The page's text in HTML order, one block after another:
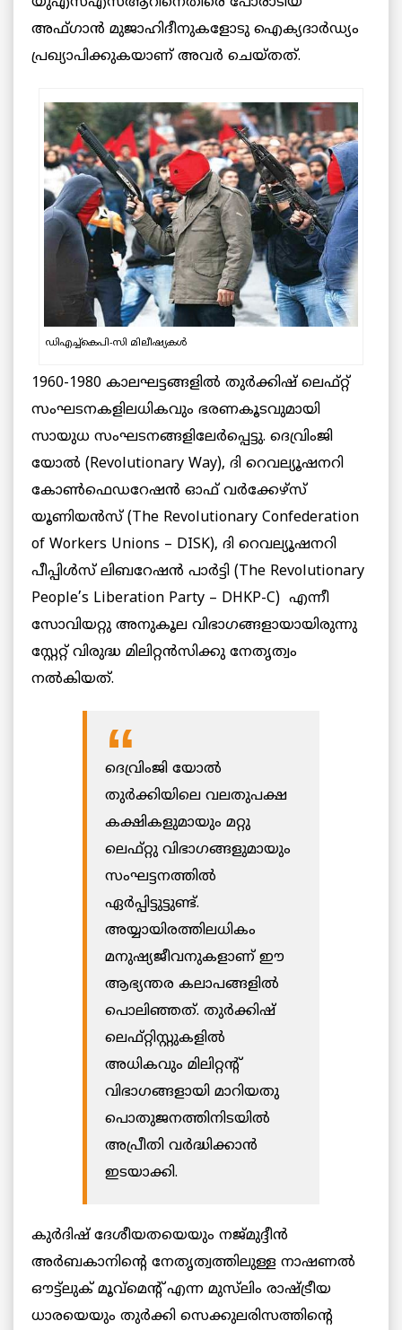
അഫ്ഗാൻ മുജാഹിദീനുകളോടു ഐക്യദാർഡ്യം
പ്രഖ്യാപിക്കുകയാണ് അവർ ചെയ്തത്.
ഡിഎച്ച്കെപി-സി മിലീഷ്യകൾ
1960-1980 കാലഘട്ടങ്ങളിൽ തുർക്കിഷ് ലെഫ്റ്റ്
സംഘടനകളിലധികവും ഭരണകൂടവുമായി
സായുധ സംഘടനങ്ങളിലേർപ്പെട്ടു. ദെവ്രിംജി
യോൽ (Revolutionary Way), ദി റെവല്യൂഷനറി
കോൺഫെഡറേഷൻ ഓഫ് വർക്കേഴ്സ്
യൂണിയൻസ് (The Revolutionary Confederation
of Workers Unions – DISK), ദി റെവല്യൂഷനറി
പീപ്പിൾസ് ലിബറേഷൻ പാർട്ടി (The Revolutionary
People’s Liberation Party – DHKP-C) എന്നീ
സോവിയറ്റു അനുകൂല വിഭാഗങ്ങളായായിരുന്നു
സ്റ്റേറ്റ് വിരുദ്ധ മിലിറ്റൻസിക്കു നേതൃത്വം
നൽകിയത്.
ദെവ്രിംജി യോൽ
തുർക്കിയിലെ വലതുപക്ഷ
കക്ഷികളുമായും മറ്റു
ലെഫ്റ്റു വിഭാഗങ്ങളുമായും
സംഘട്ടനത്തിൽ
ഏർപ്പിട്ടുട്ടുണ്ട്.
അയ്യായിരത്തിലധികം
മനുഷ്യജീവനുകളാണ് ഈ
ആഭ്യന്തര കലാപങ്ങളിൽ
പൊലിഞ്ഞത്. തുർക്കിഷ്
ലെഫ്റ്റിസ്റ്റുകളിൽ
അധികവും മിലിറ്റന്റ്
വിഭാഗങ്ങളായി മാറിയതു
പൊതുജനത്തിനിടയിൽ
അപ്രീതി വർദ്ധിക്കാൻ
ഇടയാക്കി.
കുർദിഷ് ദേശീയതയെയും നജ്മുദ്ദീൻ
അർബകാനിൻ്റെ നേതൃത്വത്തിലുള്ള നാഷണൽ
ഔട്ട്ലുക് മൂവ്മെൻ്റ് എന്ന മുസ്‌ലിം രാഷ്ട്രീയ
ധാരയെയും തുർക്കി സെക്കുലരിസത്തിൻ്റെ